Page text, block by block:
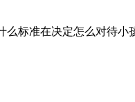
标准在决定怎么对待小